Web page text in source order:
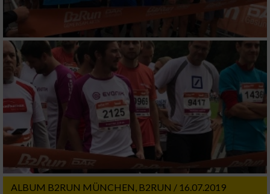
ALBUM B2RUN MÜNCHEN, B2RUN / 16.07.2019